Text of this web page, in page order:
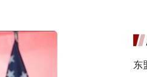
东